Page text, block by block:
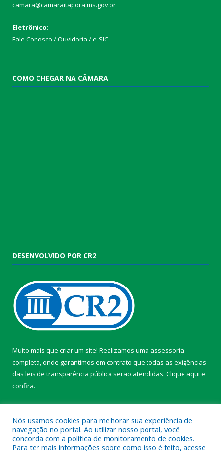
camara@camaraitapora.ms.gov.br
Eletrônico:
Fale Conosco / Ouvidoria / e-SIC
COMO CHEGAR NA CÂMARA
DESENVOLVIDO POR CR2
Muito mais que criar um site! Realizamos uma assessoria
completa, onde garantimos em contrato que todas as exigências
das leis de transparência pública serão atendidas. Clique aqui e
confira.
Nós usamos cookies para melhorar sua experiência de
navegação no portal. Ao utilizar nosso portal, você
concorda com a política de monitoramento de cookies.
Para ter mais informações sobre como isso é feito, acesse